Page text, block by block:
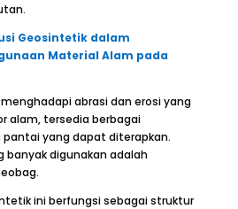
Geosintetik dalam
Material Alam pada
abrasi dan erosi yang
alam, tersedia berbagai
yang dapat diterapkan.
banyak digunakan adalah
ini berfungsi sebagai struktur